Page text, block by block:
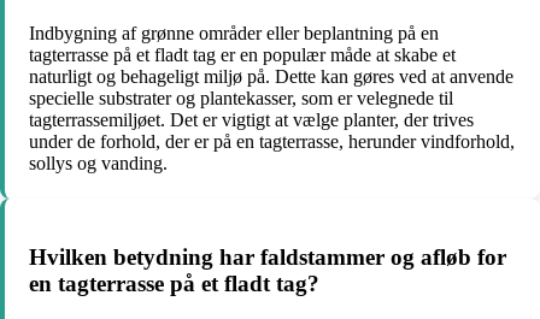
Indbygning af grønne områder eller beplantning på en
tagterrasse på et fladt tag er en populær måde at skabe et
naturligt og behageligt miljø på. Dette kan gøres ved at anvende
specielle substrater og plantekasser, som er velegnede til
tagterrassemiljøet. Det er vigtigt at vælge planter, der trives
under de forhold, der er på en tagterrasse, herunder vindforhold,
sollys og vanding.
Hvilken betydning har faldstammer og afløb for
en tagterrasse på et fladt tag?